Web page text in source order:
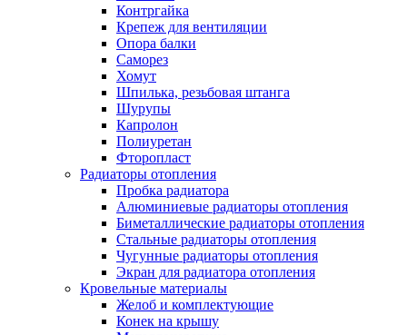
Контргайка
Крепеж для вентиляции
Опора балки
Саморез
Хомут
Шпилька, резьбовая штанга
Шурупы
Капролон
Полиуретан
Фторопласт
Радиаторы отопления
Пробка радиатора
Алюминиевые радиаторы отопления
Биметаллические радиаторы отопления
Стальные радиаторы отопления
Чугунные радиаторы отопления
Экран для радиатора отопления
Кровельные материалы
Желоб и комплектующие
Конек на крышу